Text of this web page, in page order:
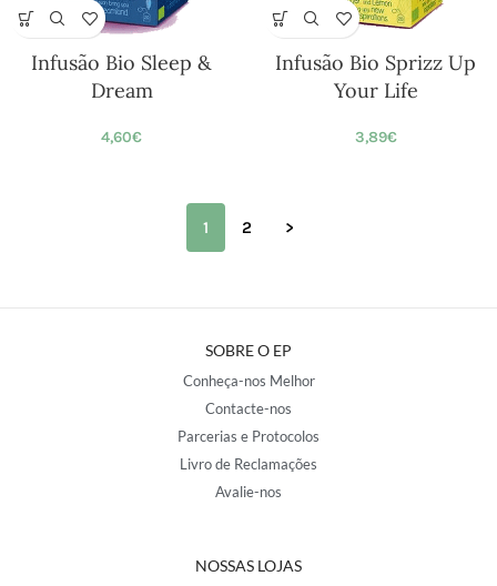
Infusão Bio Sleep &
Dream
4,60€
Infusão Bio Sprizz Up
Your Life
3,89€
1 2 >
SOBRE O EP
Conheça-nos Melhor
Contacte-nos
Parcerias e Protocolos
Livro de Reclamações
Avalie-nos
NOSSAS LOJAS